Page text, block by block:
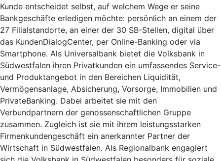
Kunde entscheidet selbst, auf welchem Wege er seine
Bankgeschäfte erledigen möchte: persönlich an einem der
27 Filialstandorte, an einer der 30 SB-Stellen, digital über
das KundenDialogCenter, per Online-Banking oder via
Smartphone. Als Universalbank bietet die Volksbank in
Südwestfalen ihren Privatkunden ein umfassendes Service-
und Produktangebot in den Bereichen Liquidität,
Vermögensanlage, Absicherung, Vorsorge, Immobilien und
PrivateBanking. Dabei arbeitet sie mit den
Verbundpartnern der genossenschaftlichen Gruppe
zusammen. Zugleich ist sie mit ihrem leistungsstarken
Firmenkundengeschäft ein anerkannter Partner der
Wirtschaft in Südwestfalen. Als Regionalbank engagiert